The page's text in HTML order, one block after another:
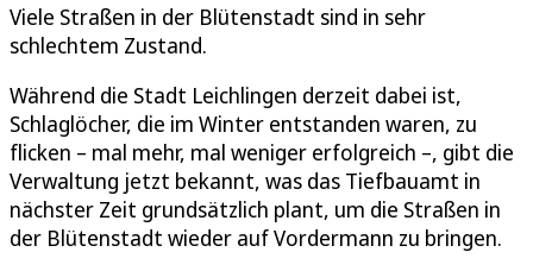
Viele Straßen in der Blütenstadt sind in sehr
schlechtem Zustand.
Während die Stadt Leichlingen derzeit dabei ist,
Schlaglöcher, die im Winter entstanden waren, zu
flicken – mal mehr, mal weniger erfolgreich –, gibt die
Verwaltung jetzt bekannt, was das Tiefbauamt in
nächster Zeit grundsätzlich plant, um die Straßen in
der Blütenstadt wieder auf Vordermann zu bringen.